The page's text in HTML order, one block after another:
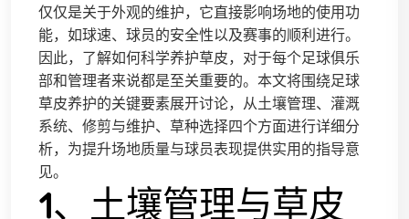
仅仅是关于外观的维护，它直接影响场地的使用功
能，如球速、球员的安全性以及赛事的顺利进行。
因此，了解如何科学养护草皮，对于每个足球俱乐
部和管理者来说都是至关重要的。本文将围绕足球
草皮养护的关键要素展开讨论，从土壤管理、灌溉
系统、修剪与维护、草种选择四个方面进行详细分
析，为提升场地质量与球员表现提供实用的指导意
见。
1、土壤管理与草皮